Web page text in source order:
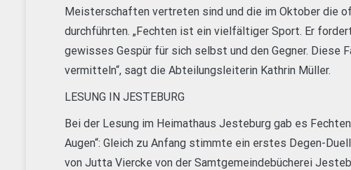
Meisterschaften vertreten sind und die im Oktober die
durchführten. „Fechten ist ein vielfältiger Sport. Er
gewisses Gespür für sich selbst und den Gegner. Diese
vermitteln“, sagt die Abteilungsleiterin Kathrin Müller.
LESUNG IN JESTEBURG
Bei der Lesung im Heimathaus Jesteburg gab es Fechten
Augen“: Gleich zu Anfang stimmte ein erstes Degen-
von Jutta Viercke von der Samtgemeindebücherei